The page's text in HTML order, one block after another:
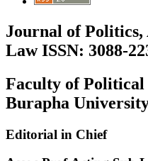
Journal of
Law ISSN: 3088-
Faculty of Political
Burapha
Editorial in Chief